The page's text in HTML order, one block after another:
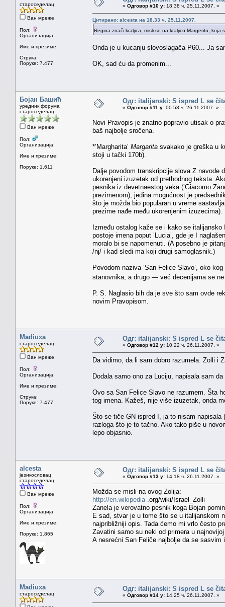
староседелац
Ван мреже
Пол:
Организација:
Име и презиме:
Струка:
Поруке: 7.477
« Одговор #10 у: 18.38 ч. 25.11.2007. »
Цитирано: alcesta на 18.33 ч. 25.11.2007.
Regina znači kraljica, misli se na kraljicu Margeritu,
Onda je u kucanju slovoslagača P60... Ja
OK, sad ću da promenim...
Бојан Башић
уредник форума
староседелац
Ван мреже
Пол:
Организација:
Име и презиме:
Поруке: 1.611
Одг: italijanski: S ispred L se
« Одговор #11 у: 00.53 ч. 26.11.2007. »
Novi Pravopis je znatno popravio utisak o
baš najbolje sročena.
*’Margharita’ Margarita svakako je greška u
stoji u tački 170b).
Dalje povodom transkripcije slova Z navode
ukorenjeni izuzetak od prethodnog teksta.
pesnika iz devetnaestog veka (’Giacomo
prezimenom); jedina mogućnost je
što je možda bio popularan u vreme
prezime nađe među ukorenjenim izuzecima).
Između ostalog kaže se i kako se
postoje imena poput ’Lucia’, gde je I
moralo bi se napomenuti. (A posebno je
/nj/ i kad sledi ma koji drugi samoglasnik.)
Povodom naziva ’San Felice Slavo’, oko
stanovnika, a drugo — već decenijama se
P. S. Naglasio bih da je sve što sam ovde
novim Pravopisom.
Madiuxa
староседелац
Ван мреже
Пол:
Организација:
Име и презиме:
Струка:
Поруке: 7.477
Одг: italijanski: S ispred L se
« Одговор #12 у: 10.22 ч. 26.11.2007. »
Da vidimo, da li sam dobro razumela. Zolli i
Dodala samo ono za Luciju, napisala sam
Ovo sa San Felice Slavo ne razumem. Šta
tog imena. Kažeš, nije više izuzetak, onda
Što se tiče GN ispred I, ja to nisam
razloga što je to tačno. Ako tako piše u
lepo objasnio.
alcesta
језикословац
староседелац
Ван мреже
Пол:
Организација:
Име и презиме:
Поруке: 1.865
Одг: italijanski: S ispred L se
« Одговор #13 у: 14.18 ч. 26.11.2007. »
Možda se misli na ovog Zolija:
http://en.wikipedia .org/wiki/Israel_Zolli
Zanela je verovatno pesnik koga Bojan
E sad, stvar je u tome što se u italijanskom
najpribližniji opis. Tada ćemo mi vrlo često
Zavatini samo su neki od primera u
A nesrećni San Feliče najbolje da se
Madiuxa
староседелац
Одг: italijanski: S ispred L se
« Одговор #14 у: 14.25 ч. 26.11.2007. »